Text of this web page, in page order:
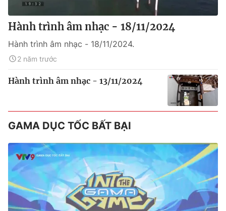
Hành trình âm nhạc - 18/11/2024
Hành trình âm nhạc - 18/11/2024.
2 năm trước
Hành trình âm nhạc - 13/11/2024
GAMA DỤC TỐC BẤT BẠI